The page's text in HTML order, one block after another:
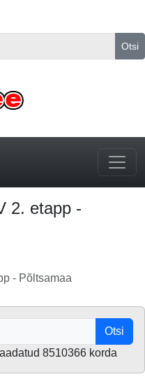
Otsi
2. etapp -
- Põltsamaa
Otsi
8510366 korda